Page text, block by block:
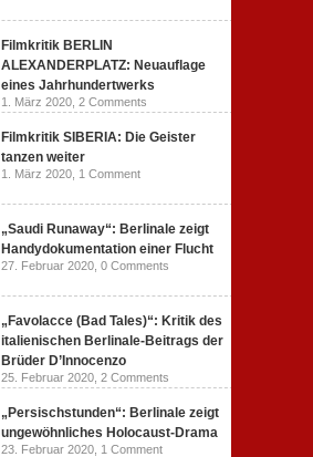
Filmkritik BERLIN
ALEXANDERPLATZ: Neuauflage
eines Jahrhundertwerks
1. März 2020, 2 Comments
Filmkritik SIBERIA: Die Geister
tanzen weiter
1. März 2020, 1 Comment
„Saudi Runaway“: Berlinale zeigt
Handydokumentation einer Flucht
27. Februar 2020, 0 Comments
„Favolacce (Bad Tales)“: Kritik des
italienischen Berlinale-Beitrags der
Brüder D’Innocenzo
25. Februar 2020, 2 Comments
„Persischstunden“: Berlinale zeigt
ungewöhnliches Holocaust-Drama
23. Februar 2020, 1 Comment